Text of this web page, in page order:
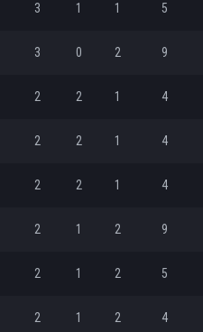
3 1 1 5
3 0 2 9
2 2 1 4
2 2 1 4
2 2 1 4
2 1 2 9
2 1 2 5
2 1 2 4